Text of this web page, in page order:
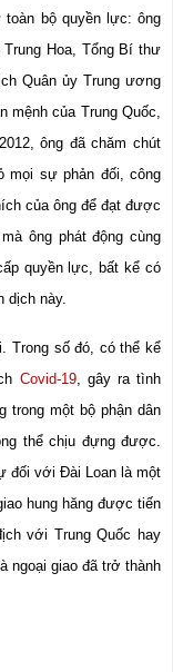
toàn bộ quyền lực: ông
Hoa, Tổng Bí thư
Quân ủy Trung ương
của Trung Quốc,
ông đã chăm chút
mọi sự phản đối, công
của ông để đạt được
ông phát động cùng
quyền lực, bất kể có
dịch này.
Trong số đó, có thể kể
Covid-19, gây ra tình
trong một bộ phận dân
thể chịu đựng được.
đối với Đài Loan là một
hung hăng được tiến
với Trung Quốc hay
ngoại giao đã trở thành